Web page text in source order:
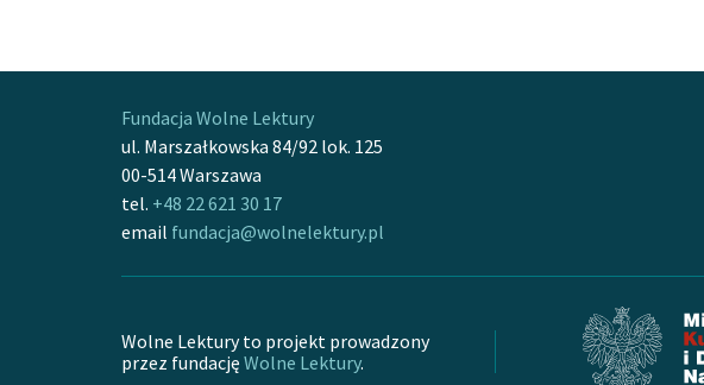
Fundacja Wolne Lektury
ul. Marszałkowska 84/92 lok. 125
00-514 Warszawa
tel. +48 22 621 30 17
email fundacja@wolnelektury.pl
Wolne Lektury to projekt prowadzony
przez fundację Wolne Lektury.